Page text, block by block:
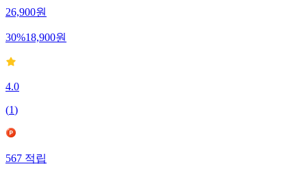
26,900원
30%18,900원
4.0
(1)
567적립